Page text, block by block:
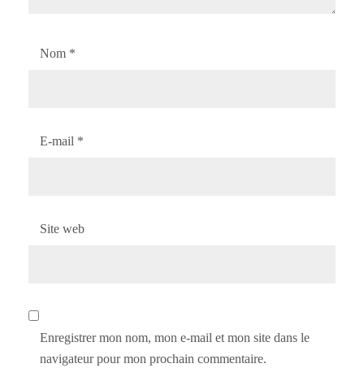
Nom *
E-mail *
Site web
Enregistrer mon nom, mon e-mail et mon site dans le
navigateur pour mon prochain commentaire.